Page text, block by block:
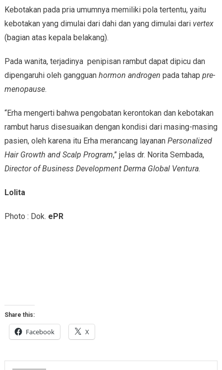
Kebotakan pada pria umumnya memiliki pola tertentu, yaitu
kebotakan yang dimulai dari dahi dan yang dimulai dari vertex
(bagian atas kepala belakang).
Pada wanita, terjadinya penipisan rambut dapat dipicu dan
dipengaruhi oleh gangguan hormon androgen pada tahap pre-
menopause.
“Erha mengerti bahwa pengobatan kerontokan dan kebotakan
rambut harus disesuaikan dengan kondisi dari masing-masing
pasien, oleh karena itu Erha merancang layanan Personalized
Hair Growth and Scalp Program,” jelas dr. Norita Sembada,
Director of Business Development Derma Global Ventura.
Lolita
Photo : Dok. ePR
Share this:
Facebook X